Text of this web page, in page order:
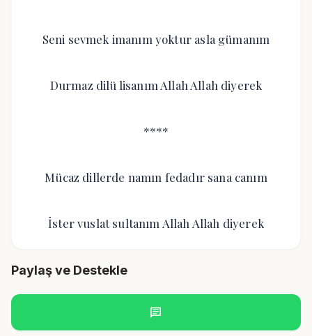
Seni sevmek imanım yoktur asla gümanım
Durmaz dilü lisanım Allah Allah diyerek
****
Mücaz dillerde namın fedadır sana canım
İster vuslat sultanım Allah Allah diyerek
Paylaş ve Destekle
chat